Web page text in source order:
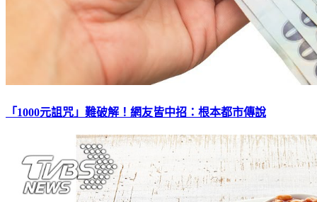
「1000元詛咒」難破解！網友皆中招：根本都市傳說